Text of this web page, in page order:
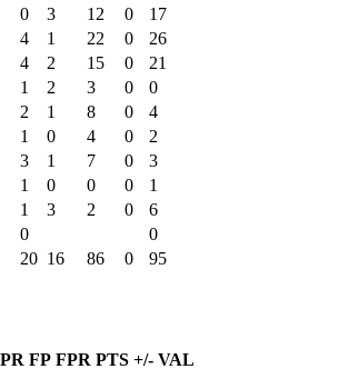
0 3 12 0
17
4 1 22 0
26
4 2 15 0
21
1 2 3 0
0
2 1 8 0
4
1 0 4 0
2
3 1 7 0
3
1 0 0 0
1
1 3 2 0
6
0
0
20 16 86 0 95
FP FPR PTS +/- VAL